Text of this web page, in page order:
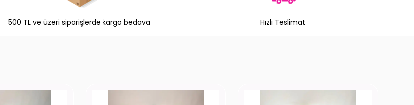
500 TL ve üzeri siparişlerde kargo bedava Hızlı Teslimat